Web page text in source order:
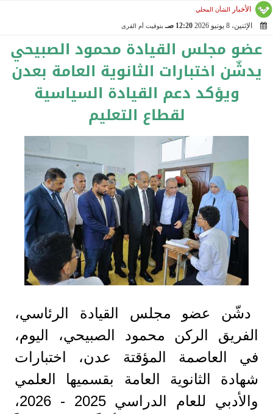
الأخبار الشأن المحلي
الإثنين، 8 يونيو 2026 12:20 صـ بتوقيت أم القرى
عضو مجلس القيادة محمود الصبيحي
يدشّن اختبارات الثانوية العامة بعدن
ويؤكد دعم القيادة السياسية
لقطاع التعليم
دشّن عضو مجلس القيادة الرئاسي،
الفريق الركن محمود الصبيحي، اليوم،
في العاصمة المؤقتة عدن، اختبارات
شهادة الثانوية العامة بقسميها العلمي
والأدبي للعام الدراسي 2025 - 2026،